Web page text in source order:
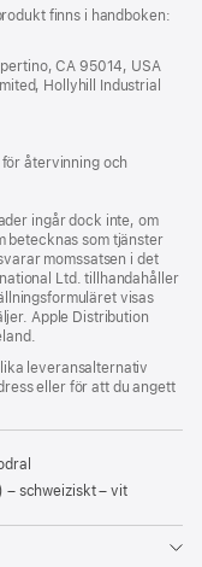
finns i handboken:
CA 95014, USA
Hollyhill Industrial
återvinning och
ingår dock inte, om
betecknas som tjänster
momssatsen i det
Ltd. tillhandahåller
visas
Apple Distribution
leveransalternativ
eller för att du angett
– schweiziskt – vit